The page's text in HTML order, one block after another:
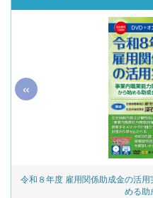
令和８年度 雇用関係助成金の活
める助
«